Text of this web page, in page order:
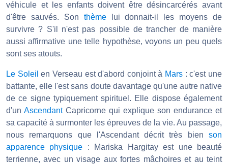
véhicule et les enfants doivent être désincarcérés avant
d'être sauvés. Son thèmelui donnait-il les moyens de
survivre ? S'il n'est pas possible de trancher de manière
aussi affirmative une telle hypothèse, voyons un peu quels
sont ses atouts.
Le Soleil en Verseau est d'abord conjoint à Mars : c'est une
battante, elle l'est sans doute davantage qu'une autre native
de ce signe typiquement spirituel. Elle dispose également
d'un AscendantCapricorne qui explique son endurance et
sa capacité à surmonter les épreuves de la vie. Au passage,
nous remarquons que l'Ascendant décrit très bien son
apparence physique : Mariska Hargitay est une beauté
terrienne, avec un visage aux fortes mâchoires et au teint